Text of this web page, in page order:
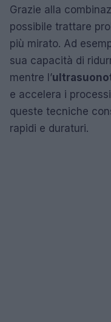
Grazie alla
possibile trattare
più mirato. Ad
sua capacità di
mentre l’
e accelera i
queste tecniche
rapidi e duraturi.